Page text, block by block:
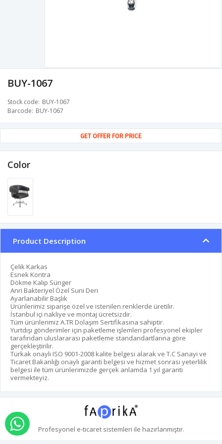
BUY-1067
Stock code BUY-1067
Barcode BUY-1067
GET OFFER FOR PRICE
Color
Product Description
Çelik Karkas
Esnek Kontra
Dökme Kalıp Sünger
Anri Bakteriyel Özel Suni Deri
Ayarlanabilir Başlık
Ürünlerimiz siparişe özel ve istenilen renklerde üretilir.
İstanbul içi nakliye ve montaj ücretsizdir.
Tüm ürünlerimiz A.TR Dolaşım Sertifikasına sahiptir.
Yurtdışı gönderimler için paketleme işlemleri profesyonel ekipler
tarafından uluslararası paketleme standandartlarına göre
gerçekleştirilir.
Türkak onaylı ISO 9001-2008 kalite belgesi alarak ve T.C Sanayi ve
Ticaret Bakanlığı onaylı garanti belgesi ve hizmet sonrası yeterlilik
belgesi ile tüm ürünlerimizde gerçek anlamda 1 yıl garanti
vermekteyiz.
Profesyonel e-ticaretsistemleri ile hazırlanmıştır.